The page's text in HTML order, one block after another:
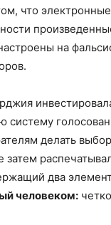
что
на
систему
делать
затем
два
человеком: